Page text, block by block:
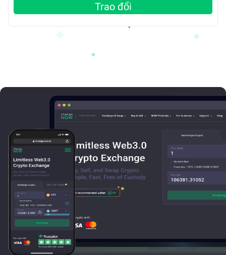
Trao đổi